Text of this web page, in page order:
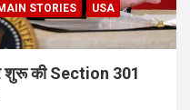
STORIES
USA
शुरू की Section 301